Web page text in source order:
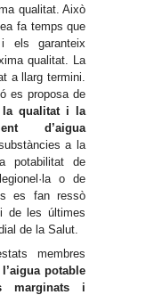
qualitat. Això
fa temps que
els garanteix
qualitat. La
a llarg termini.
es proposa de
la qualitat i la
d’aigua
a la
potabilitat de
o de
es fan ressò
de les últimes
de la Salut.
membres
potable
marginats i